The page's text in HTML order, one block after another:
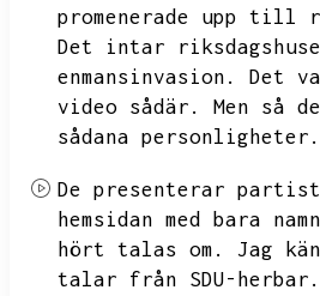
promenerade upp till
Det intar
enmansinvasion.
Det
video sådär.
Men så
sådana personligheter.
De presenterar
hemsidan med bara
hört talas om.
Jag
talar från SDU-herbar.